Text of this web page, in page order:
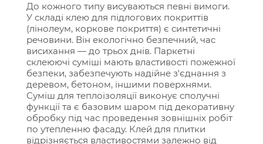
До кожного типу висуваються певні вимоги.
У складі клею для підлогових покриттів
(лінолеум, коркове покриття) є синтетичні
речовини. Він екологічно безпечний, час
висихання — до трьох днів. Паркетні
склеюючі суміші мають властивості пожежної
безпеки, забезпечують надійне з'єднання з
деревом, бетоном, іншими поверхнями.
Суміш для теплоізоляції виконує сполучні
функції та є базовим шаром під декоративну
обробку під час проведення зовнішніх робіт
по утепленню фасаду. Клей для плитки
відрізняється властивостями залежно від